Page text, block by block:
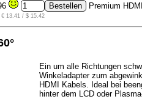
13.41 / $ 15.42
Premium
Ein um alle Richtungen
Winkeladapter zum
HDMI Kabels. Ideal bei
hinter dem LCD oder